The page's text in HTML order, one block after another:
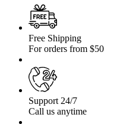
54CM
Free Shipping
For orders from $50
Support 24/7
Call us anytime